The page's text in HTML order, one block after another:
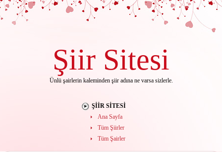
Şiir Sitesi
Ünlü şairlerin kaleminden şiir adına ne varsa sizlerle.
ŞIIR SITESI
Ana Sayfa
Tüm Şiirler
Tüm Şairler